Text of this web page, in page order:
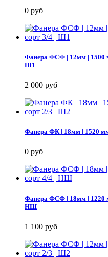
0 руб
Фанера ФСФ | 12мм | 1500
Ш1
2 000 руб
Фанера ФК | 18мм | 1520
0 руб
Фанера ФСФ | 18мм | 1220
НШ
1 100 руб